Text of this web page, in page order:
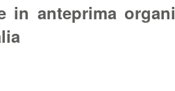
in anteprima